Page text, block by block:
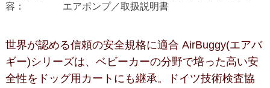
容：
エアポンプ／取扱説明書
世界が認める信頼の安全規格に適合 AirBuggy(エアバ
ギー)シリーズは、ベビーカーの分野で培った高い安
全性をドッグ用カートにも継承。ドイツ技術検査協